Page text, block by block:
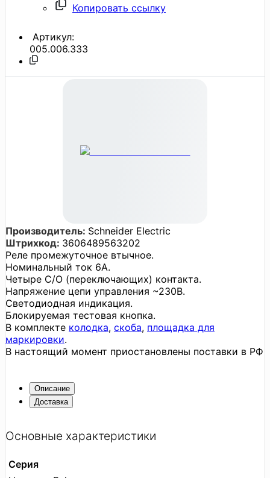
Копировать ссылку
Артикул:
005.006.333
Производитель: Schneider Electric
Штрихкод: 3606489563202
Реле промежуточное втычное.
Номинальный ток 6A.
Четыре С/О (переключающих) контакта.
Напряжение цепи управления ~230В.
Светодиодная индикация.
Блокируемая тестовая кнопка.
В комплекте колодка, скоба, площадка для
маркировки.
В настоящий момент приостановлены поставки в РФ
Описание
Доставка
Основные характеристики
Серия